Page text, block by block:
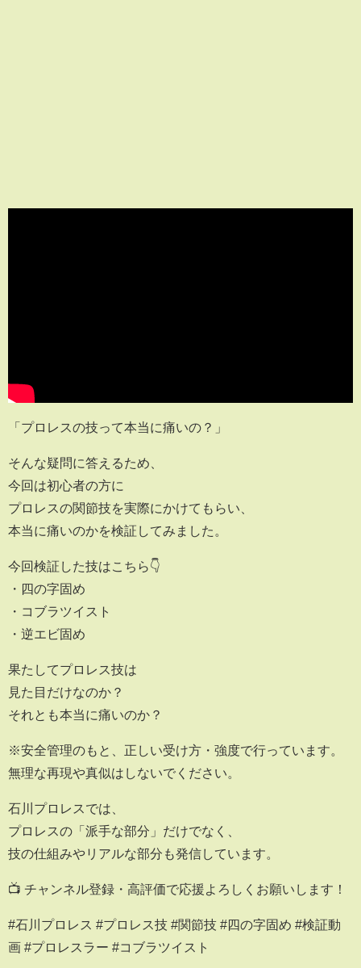
「プロレスの技って本当に痛いの？」
そんな疑問に答えるため、
今回は初心者の方に
プロレスの関節技を実際にかけてもらい、
本当に痛いのかを検証してみました。
今回検証した技はこちら👇
・四の字固め
・コブラツイスト
・逆エビ固め
果たしてプロレス技は
見た目だけなのか？
それとも本当に痛いのか？
※安全管理のもと、正しい受け方・強度で行っています。
無理な再現や真似はしないでください。
石川プロレスでは、
プロレスの「派手な部分」だけでなく、
技の仕組みやリアルな部分も発信しています。
📺 チャンネル登録・高評価で応援よろしくお願いします！
#石川プロレス #プロレス技 #関節技 #四の字固め #検証動
画 #プロレスラー #コブラツイスト